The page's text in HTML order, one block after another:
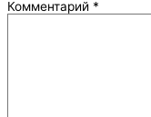
Комментарий *